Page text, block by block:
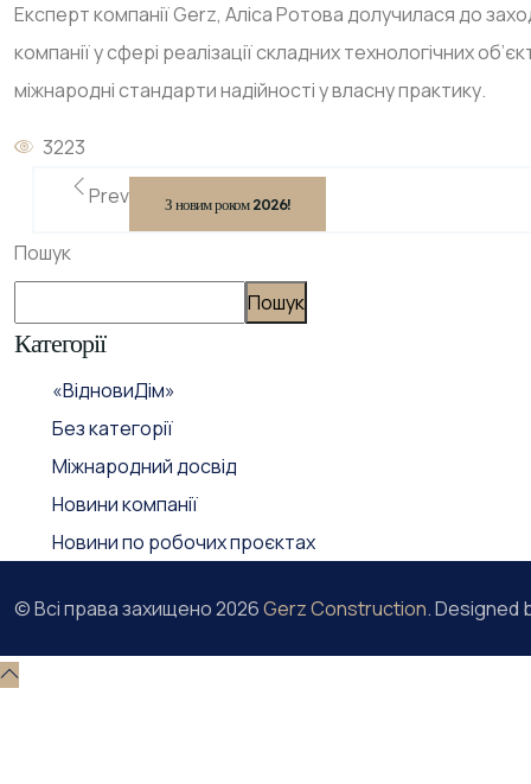
Експерт компанії Gerz, Аліса Ротова долучилася до
компанії у сфері реалізації складних технологічних
міжнародні стандарти надійності у власну практику.
3223
Prev
З новим роком 2026!
Пошук
Пошук
Категорії
«ВідновиДім»
Без категорії
Міжнародний досвід
Новини компанії
Новини по робочих проєктах
© Всі права захищено2026Gerz Construction. Designed